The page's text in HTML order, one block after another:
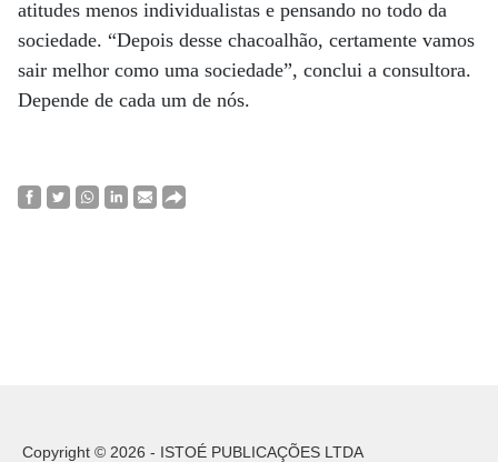
atitudes menos individualistas e pensando no todo da
sociedade. “Depois desse chacoalhão, certamente vamos
sair melhor como uma sociedade”, conclui a consultora.
Depende de cada um de nós.
Copyright © 2026 - ISTOÉ PUBLICAÇÕES LTDA